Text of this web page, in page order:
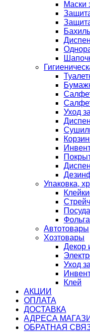
Маски
Уход
Упаковка,
Автотовары
Хозтовары
Декор
Уход
Клей
АКЦИИ
ОПЛАТА
ДОСТАВКА
АДРЕСА
ОБРАТНАЯ